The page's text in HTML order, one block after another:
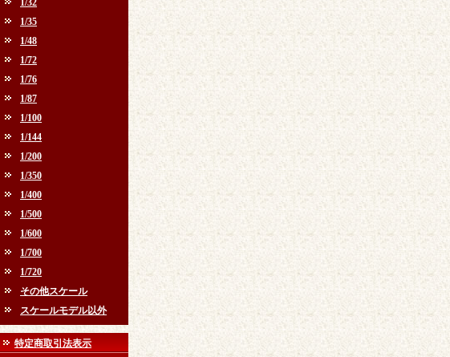
1/32
1/35
1/48
1/72
1/76
1/87
1/100
1/144
1/200
1/350
1/400
1/500
1/600
1/700
1/720
その他スケール
スケールモデル以外
特定商取引法表示